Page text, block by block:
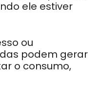
ele estiver
ou
podem gerar
o consumo,